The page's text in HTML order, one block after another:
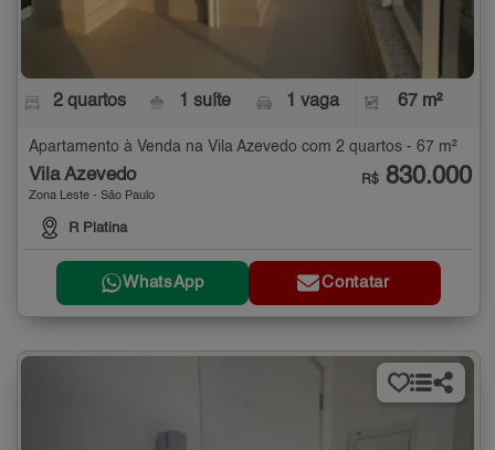
2 quartos 1 suíte 1 vaga 67 m²
Apartamento à Venda na Vila Azevedo com 2 quartos - 67 m²
Vila Azevedo
Zona Leste - São Paulo
R Platina
R$ 830.000
WhatsApp Contatar